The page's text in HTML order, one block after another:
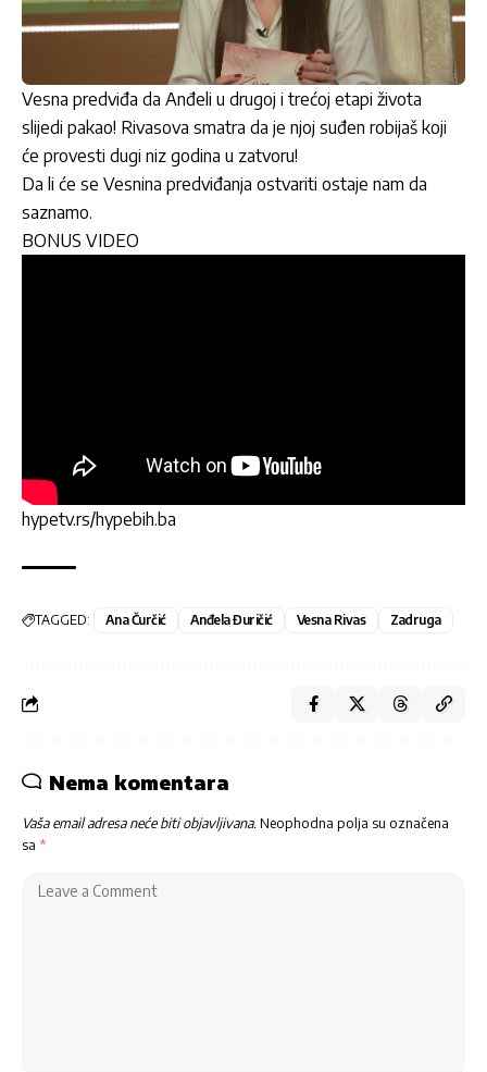
Vesna predviđa da Anđeli u drugoj i trećoj etapi života
slijedi pakao! Rivasova smatra da je njoj suđen robijaš koji
će provesti dugi niz godina u zatvoru!
Da li će se Vesnina predviđanja ostvariti ostaje nam da
saznamo.
BONUS VIDEO
hypetv.rs/hypebih.ba
TAGGED: Ana Čurčić Anđela Đuričić Vesna Rivas Zadruga
Nema komentara
Vaša email adresa neće biti objavljivana. Neophodna polja su označena
sa *